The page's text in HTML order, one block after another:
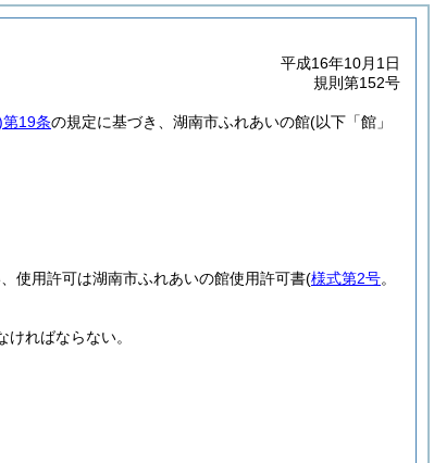
平成16年10月1日
規則第152号
第19条の規定に基づき、湖南市ふれあいの館(以下「館」
使用許可は湖南市ふれあいの館使用許可書(様式第2号。
ればならない。